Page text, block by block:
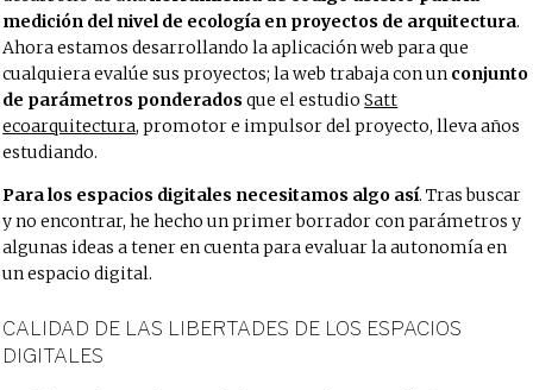
medición del nivel de ecología en proyectos de arquitectura.
Ahora estamos desarrollando la aplicación web para que
cualquiera evalúe sus proyectos; la web trabaja con un conjunto
de parámetros ponderados que el estudioSatt
ecoarquitectura, promotor e impulsor del proyecto, lleva años
estudiando.
Para los espacios digitales necesitamos algo así. Tras buscar
y no encontrar, he hecho un primer borrador con parámetros y
algunas ideas a tener en cuenta para evaluar la autonomía en
un espacio digital.
CALIDAD DE LAS LIBERTADES DE LOS ESPACIOS
DIGITALES